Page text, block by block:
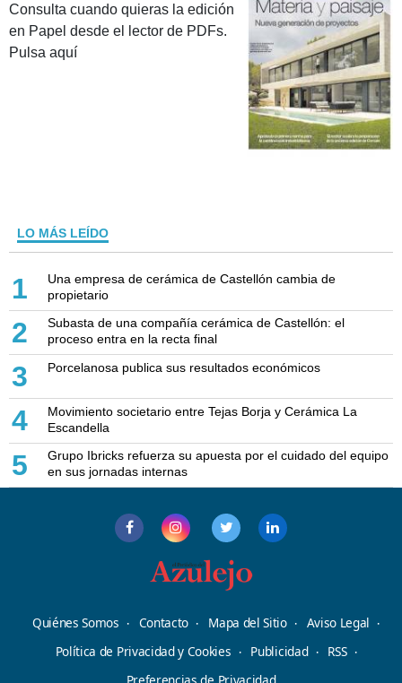
Consulta cuando quieras la edición
en Papel desde el lector de PDFs.
Pulsa aquí
LO MÁS LEÍDO
1
Una empresa de cerámica de Castellón cambia de
propietario
2
Subasta de una compañía cerámica de Castellón: el
proceso entra en la recta final
3 Porcelanosa publica sus resultados económicos
4
Movimiento societario entre Tejas Borja y Cerámica La
Escandella
5
Grupo Ibricks refuerza su apuesta por el cuidado del equipo
en sus jornadas internas
Quiénes Somos Contacto Mapa del Sitio
Aviso Legal
Política de Privacidad y Cookies
Publicidad
RSS